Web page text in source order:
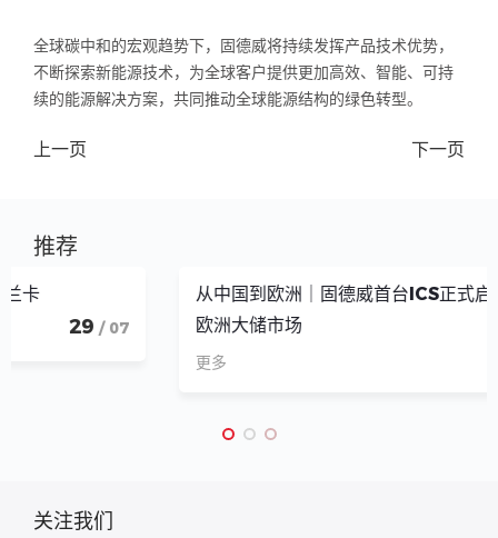
全球碳中和的宏观趋势下，固德威将持续发挥产品技术优势，
不断探索新能源技术，为全球客户提供更加高效、智能、可持
续的能源解决方案，共同推动全球能源结构的绿色转型。
上一页 下一页
推荐
从中国到欧洲｜固德威首台ICS正式启运，加速进军
欧洲大储市场
关注我们